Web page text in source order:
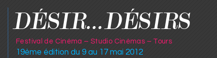
Festival de Cinéma – Studio Cinémas – Tours
19ème édition du 9 au 17 mai 2012